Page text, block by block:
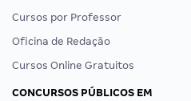
Cursos por Professor
Oficina de Redação
Cursos Online Gratuitos
CONCURSOS PÚBLICOS EM